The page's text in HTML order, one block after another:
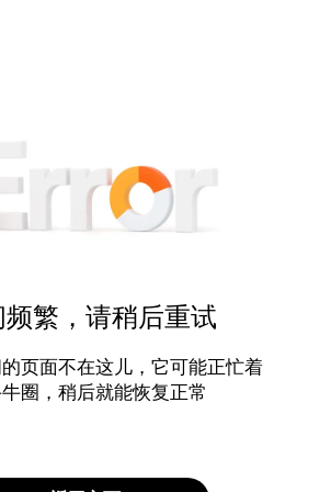
频繁，请稍后重试
页面不在这儿，它可能正忙着
圈，稍后就能恢复正常